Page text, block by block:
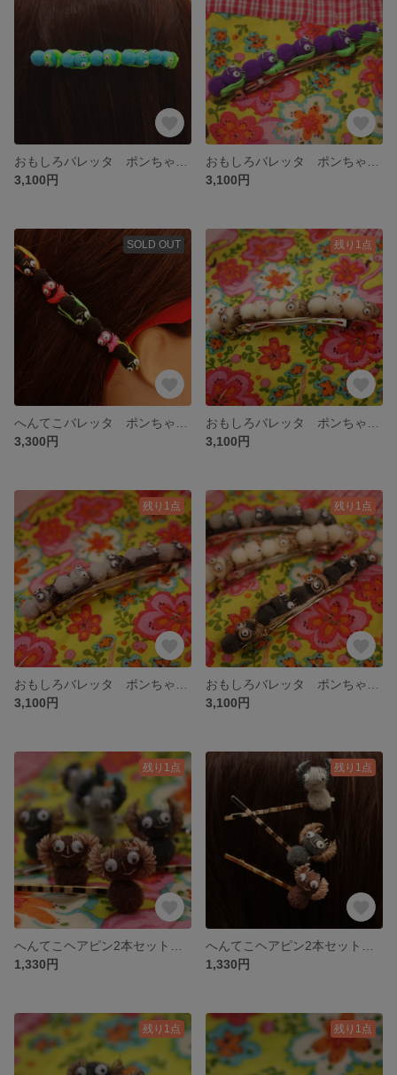
3,100円
3,100円
SOLD OUT
3,300円
残り1点
3,100円
残り1点
3,100円
残り1点
3,100円
残り1点
1,330円
残り1点
1,330円
残り1点 残り1点